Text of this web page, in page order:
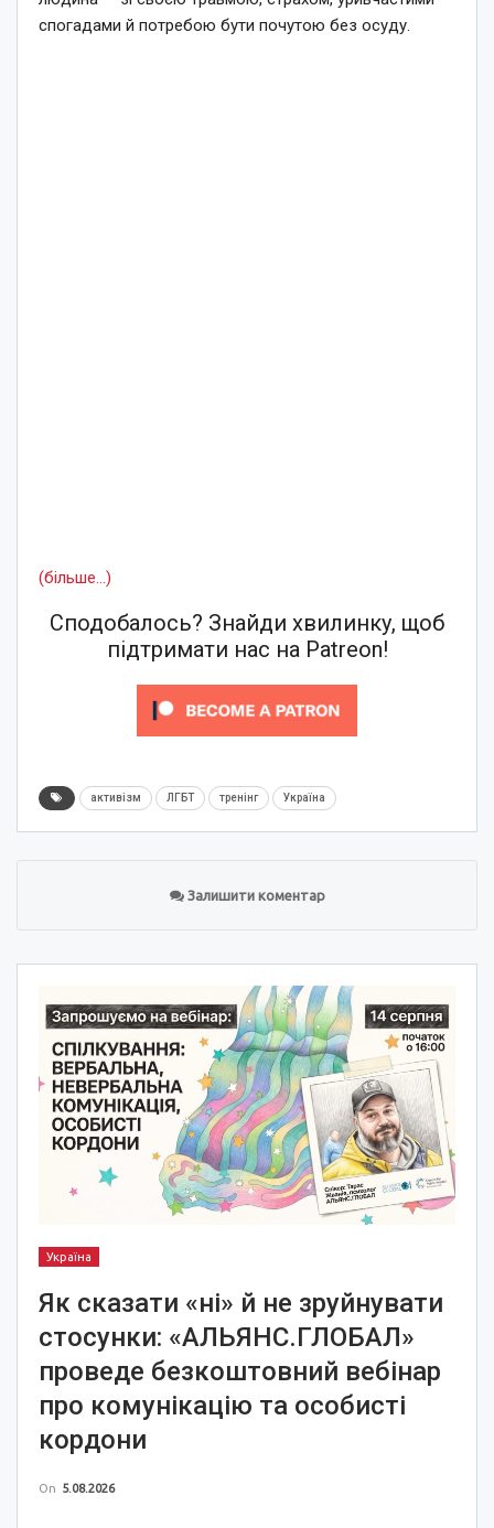
спогадами й потребою бути почутою без осуду.
(більше…)
Сподобалось? Знайди хвилинку, щоб
підтримати нас на Patreon!
активізм ЛГБТ тренінг Україна
Залишити коментар
Україна
Як сказати «ні» й не зруйнувати
стосунки: «АЛЬЯНС.ГЛОБАЛ»
проведе безкоштовний вебінар
про комунікацію та особисті
кордони
On 5.08.2026